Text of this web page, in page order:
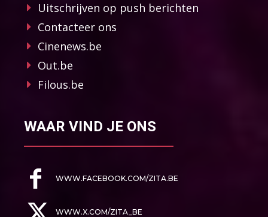
Uitschrijven op push berichten
Contacteer ons
Cinenews.be
Out.be
Filous.be
WAAR VIND JE ONS
WWW.FACEBOOK.COM/ZITA.BE
WWW.X.COM/ZITA_BE